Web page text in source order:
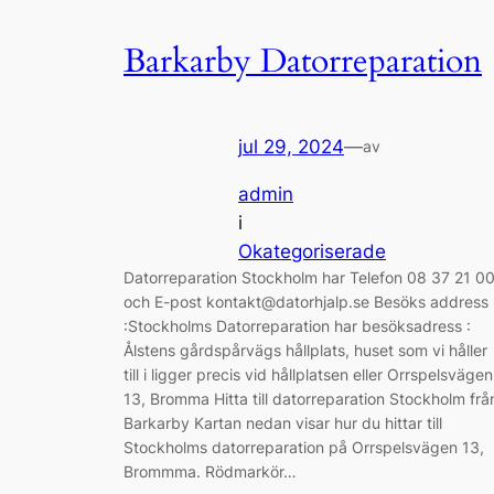
Barkarby Datorreparation
jul 29, 2024—av
admin
i
Okategoriserade
Datorreparation Stockholm har Telefon 08 37 21 00
och E-post kontakt@datorhjalp.se Besöks address
:Stockholms Datorreparation har besöksadress :
Ålstens gårdspårvägs hållplats, huset som vi håller
till i ligger precis vid hållplatsen eller Orrspelsvägen
13, Bromma Hitta till datorreparation Stockholm
Barkarby Kartan nedan visar hur du hittar till
Stockholms datorreparation på Orrspelsvägen 13,
Brommma. Rödmarkör…